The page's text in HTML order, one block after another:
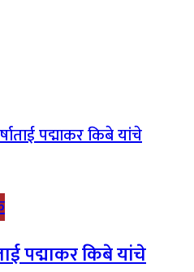
पद्माकर किबे यांचे